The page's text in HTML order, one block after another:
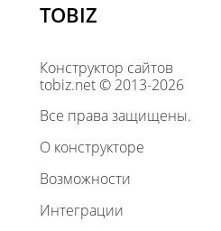
TOBIZ
Конструктор сайтов
tobiz.net © 2013-2026
Все права защищены.
О конструкторе
Возможности
Интеграции